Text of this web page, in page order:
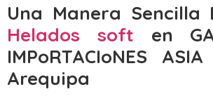
Una Manera Sencilla
Helados soft en
IMPoRTACIoNES ASIA
Arequipa